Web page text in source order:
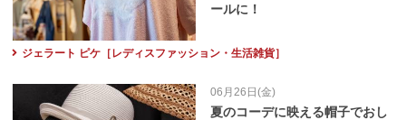
ールに！
ジェラート ピケ［レディスファッション・生活雑貨］
06月26日(金)
夏のコーデに映える帽子でおし